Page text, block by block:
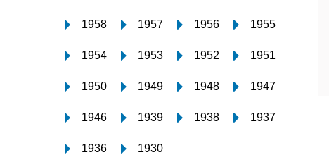
1958 1957 1956 1955
1954 1953 1952 1951
1950 1949 1948 1947
1946 1939 1938 1937
1936 1930